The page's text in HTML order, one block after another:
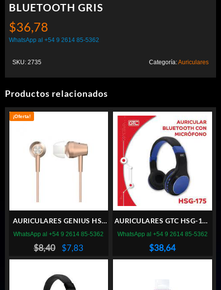
BLUETOOTH GRIS
$36,78
WhatsApp al +54 9 2614 85-5362
SKU: 2735 Categoría:Auriculares
Productos relacionados
¡Oferta!
AURICULARES GENIUS HS-
M360 MIC DORADO
$8,40
El
precio
era:
$7,83
precio
WhatsApp al +54 9 2614 85-5362
AURICULARES GTC HSG-175
BLUETOOTH NEGRO AZUL
$38,64
WhatsApp al +54 9 2614 85-5362